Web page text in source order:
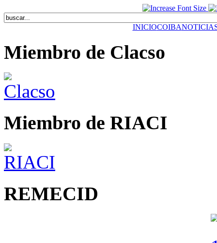
INICIOCOIBA
Miembro de Clacso
Miembro de RIACI
REMECID